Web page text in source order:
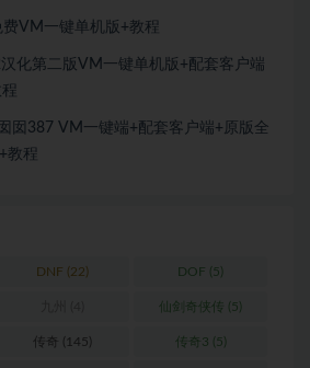
VM一键单机版+教程
化第二版VM一键单机版+配套客户端
囡387 VM一键端+配套客户端+原版全
教程
DNF (22) DOF (5)
仙剑奇侠传 (5)
传奇 (145) 传奇3 (5)